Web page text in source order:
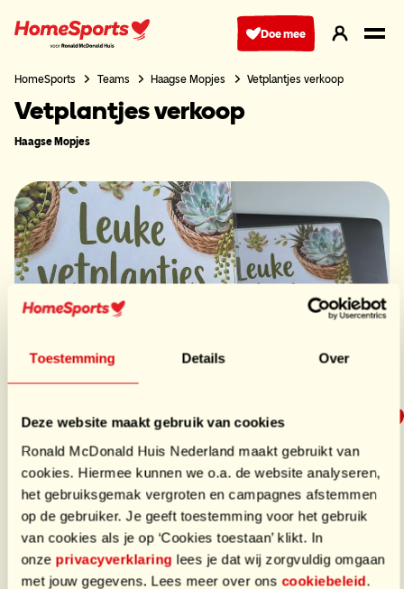
Toestemming Details Over
Deze website maakt gebruik van cookies
Ronald McDonald Huis Nederland maakt gebruikt van
cookies. Hiermee kunnen we o.a. de website analyseren,
het gebruiksgemak vergroten en campagnes afstemmen
op de gebruiker. Je geeft toestemming voor het gebruik
van cookies als je op ‘Cookies toestaan’ klikt. In
onze privacyverklaring lees je dat wij zorgvuldig omgaan
met jouw gegevens. Lees meer over ons cookiebeleid.
naar
hoofdnavigatie
Doe mee
HomeSports Teams Haagse Mopjes Vetplantjes verkoop
Vetplantjes verkoop
Haagse Mopjes
€98 / €50
Doneer
Laatste donaties